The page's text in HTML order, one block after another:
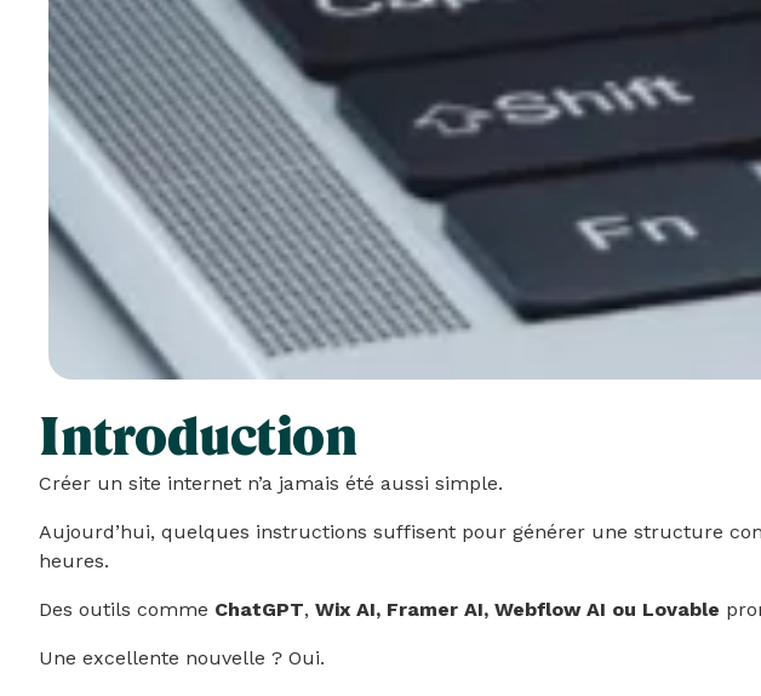
Introduction
Créer un site internet n’a jamais été aussi simple.
Aujourd’hui, quelques instructions suffisent pour générer une structure
heures.
Des outils comme ChatGPT, Wix AI, Framer AI, Webflow AI ou Lovable
Une excellente nouvelle ? Oui.